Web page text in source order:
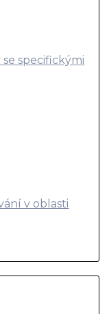
specifickými
v oblasti